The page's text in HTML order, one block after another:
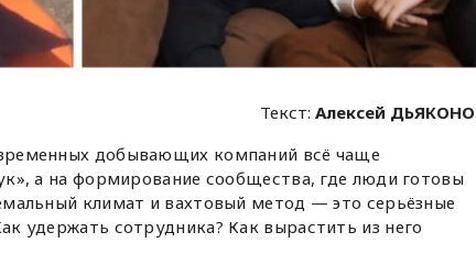
Текст:Алексей
добывающих компаний всё чаще
а на формирование сообщества, где люди готовы
климат и вахтовый метод — это серьёзные
удержать сотрудника? Как вырастить из него